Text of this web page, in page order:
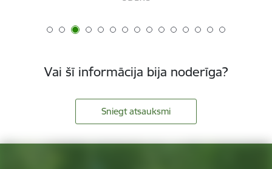
Vai šī informācija bija noderīga?
Sniegt atsauksmi